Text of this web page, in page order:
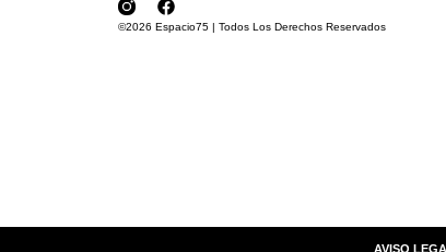
©2026 Espacio75 | Todos Los Derechos Reservados
AVISO